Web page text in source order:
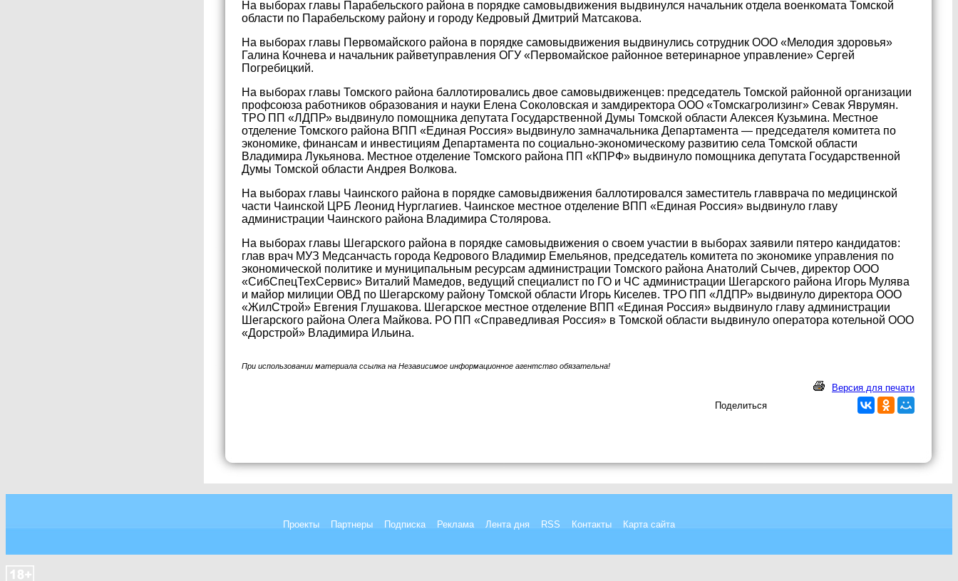
На выборах главы Парабельского района в порядке самовыдвижения выдвинулся начальник отдела военкомата Томской
области по Парабельскому району и городу Кедровый Дмитрий Матсакова.
На выборах главы Первомайского района в порядке самовыдвижения выдвинулись сотрудник ООО «Мелодия здоровья»
Галина Кочнева и начальник райветуправления ОГУ «Первомайское районное ветеринарное управление» Сергей
Погребицкий.
На выборах главы Томского района баллотировались двое самовыдвиженцев: председатель Томской районной организации
профсоюза работников образования и науки Елена Соколовская и замдиректора ООО «Томскагролизинг» Севак Яврумян.
ТРО ПП «ЛДПР» выдвинуло помощника депутата Государственной Думы Томской области Алексея Кузьмина. Местное
отделение Томского района ВПП «Единая Россия» выдвинуло замначальника Департамента — председателя комитета по
экономике, финансам и инвестициям Департамента по социально-экономическому развитию села Томской области
Владимира Лукьянова. Местное отделение Томского района ПП «КПРФ» выдвинуло помощника депутата Государственной
Думы Томской области Андрея Волкова.
На выборах главы Чаинского района в порядке самовыдвижения баллотировался заместитель главврача по медицинской
части Чаинской ЦРБ Леонид Нурглагиев. Чаинское местное отделение ВПП «Единая Россия» выдвинуло главу
администрации Чаинского района Владимира Столярова.
На выборах главы Шегарского района в порядке самовыдвижения о своем участии в выборах заявили пятеро кандидатов:
глав врач МУЗ Медсанчасть города Кедрового Владимир Емельянов, председатель комитета по экономике управления по
экономической политике и муниципальным ресурсам администрации Томского района Анатолий Сычев, директор ООО
«СибСпецТехСервис» Виталий Мамедов, ведущий специалист по ГО и ЧС администрации Шегарского района Игорь Мулява
и майор милиции ОВД по Шегарскому району Томской области Игорь Киселев. ТРО ПП «ЛДПР» выдвинуло директора ООО
«ЖилСтрой» Евгения Глушакова. Шегарское местное отделение ВПП «Единая Россия» выдвинуло главу администрации
Шегарского района Олега Майкова. РО ПП «Справедливая Россия» в Томской области выдвинуло оператора котельной ООО
«Дорстрой» Владимира Ильина.
При использовании материала ссылка на Независимое информационное агентство обязательна!
Версия для печати
Поделиться
Проекты Партнеры Подписка Реклама Лента дня RSS Контакты Карта сайта